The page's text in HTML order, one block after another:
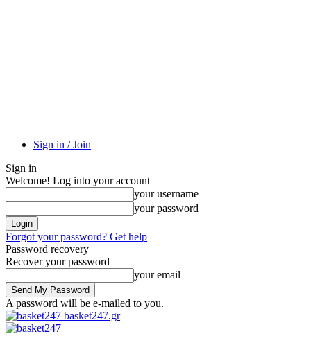
Sign in / Join
Sign in
Welcome! Log into your account
your username
your password
Forgot your password? Get help
Password recovery
Recover your password
your email
A password will be e-mailed to you.
basket247.gr